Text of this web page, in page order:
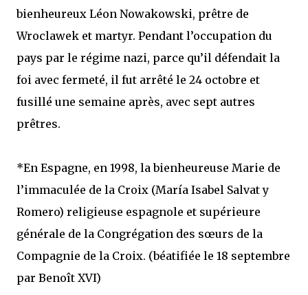
bienheureux Léon Nowakowski, prêtre de
Wroclawek et martyr. Pendant l’occupation du
pays par le régime nazi, parce qu’il défendait la
foi avec fermeté, il fut arrêté le 24 octobre et
fusillé une semaine après, avec sept autres
prêtres.
*En Espagne, en 1998, la bienheureuse Marie de
l’immaculée de la Croix (María Isabel Salvat y
Romero) religieuse espagnole et supérieure
générale de la Congrégation des sœurs de la
Compagnie de la Croix. (béatifiée le 18 septembre
par Benoît XVI)